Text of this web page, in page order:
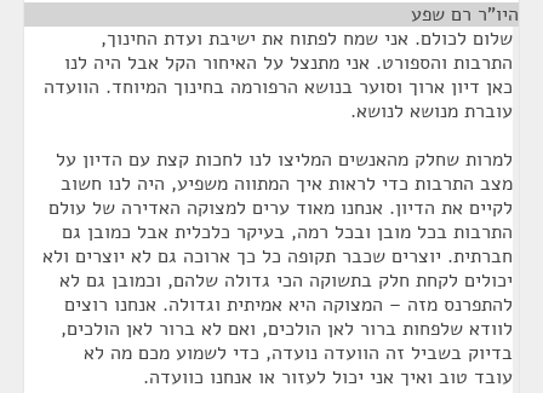
היו"ר רם שפע
שלום לכולם. אני שמח לפתוח את ישיבת ועדת החינוך,
התרבות והספורט. אני מתנצל על האיחור הקל אבל היה לנו
כאן דיון ארוך וסוער בנושא הרפורמה בחינוך המיוחד. הוועדה
עוברת מנושא לנושא.
למרות שחלק מהאנשים המליצו לנו לחכות קצת עם הדיון על
מצב התרבות כדי לראות איך המתווה משפיע, היה לנו חשוב
לקיים את הדיון. אנחנו מאוד ערים למצוקה האדירה של עולם
התרבות בכל מובן ובכל רמה, בעיקר כלכלית אבל כמובן גם
חברתית. יוצרים שכבר תקופה כל כך ארוכה גם לא יוצרים ולא
יכולים לקחת חלק בתשוקה הכי גדולה שלהם, וכמובן גם לא
להתפרנס מזה – המצוקה היא אמיתית וגדולה. אנחנו רוצים
לוודא שלפחות ברור לאן הולכים, ואם לא ברור לאן הולכים,
בדיוק בשביל זה הוועדה נועדה, כדי לשמוע מכם מה לא
עובד טוב ואיך אני יכול לעזור או אנחנו כוועדה.